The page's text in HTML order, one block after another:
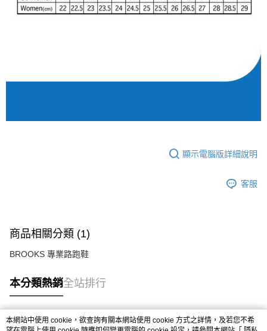
顯示電腦版詳細說明
客服
商品相關分類 (1)
BROOKS 專業路跑鞋
本分類熱銷全站排行
本網站中使用 cookie，欲查詢有關本網站使用 cookie 方式之詳情，及若您不希